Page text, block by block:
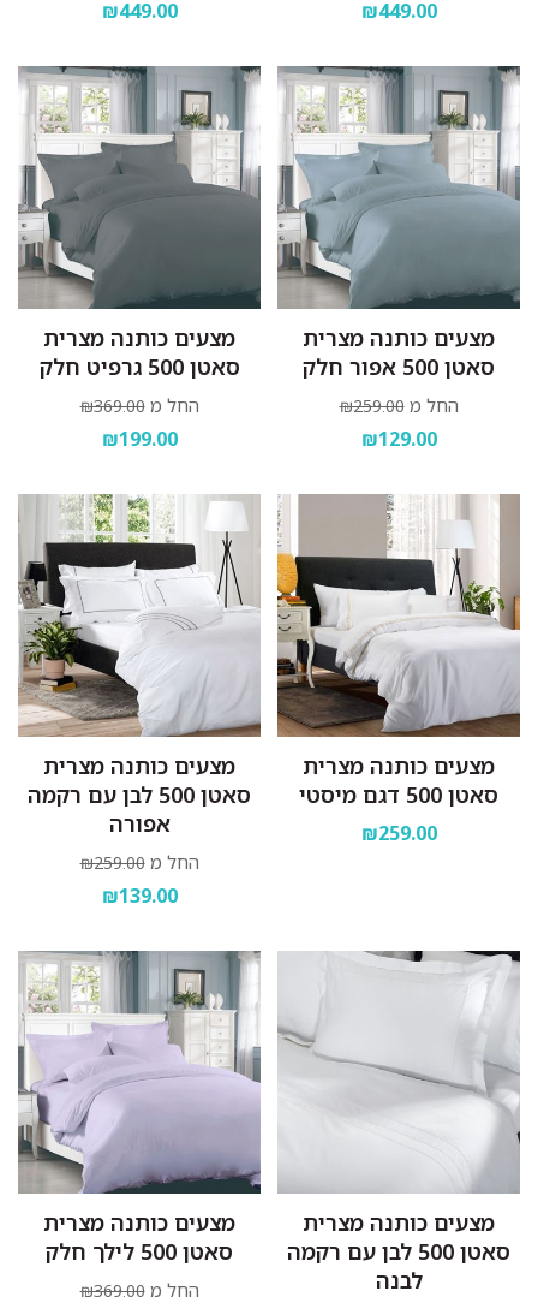
₪449.00
₪449.00
מצעים כותנה מצרית
סאטן 500 אפור חלק
החל מ ₪259.00
₪129.00
מצעים כותנה מצרית
סאטן 500 גרפיט חלק
החל מ ₪369.00
₪199.00
מצעים כותנה מצרית
סאטן 500 דגם מיסטי
₪259.00
מצעים כותנה מצרית
סאטן 500 לבן עם רקמה
אפורה
החל מ ₪259.00
₪139.00
מצעים כותנה מצרית
סאטן 500 לבן עם רקמה
לבנה
מצעים כותנה מצרית
סאטן 500 לילך חלק
החל מ ₪369.00